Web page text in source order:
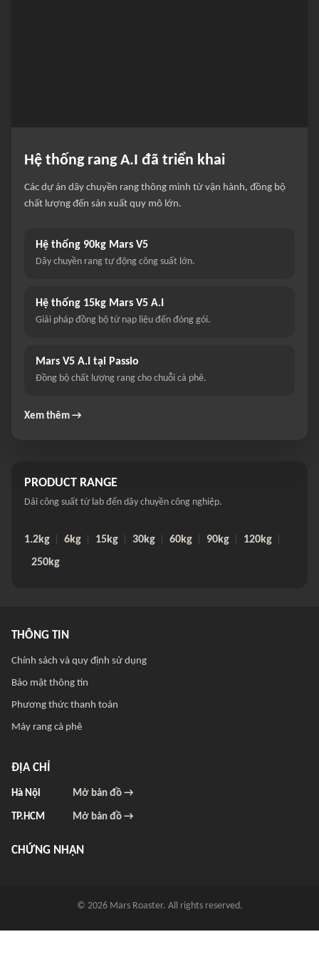
Hệ thống rang A.I đã triển khai
Các dự án dây chuyền rang thông minh từ vận hành, đồng bộ
chất lượng đến sản xuất quy mô lớn.
Hệ thống 90kg Mars V5
Dây chuyền rang tự động công suất lớn.
Hệ thống 15kg Mars V5 A.I
Giải pháp đồng bộ từ nạp liệu đến đóng gói.
Mars V5 A.I tại Passio
Đồng bộ chất lượng rang cho chuỗi cà phê.
Xem thêm →
PRODUCT RANGE
Dải công suất từ lab đến dây chuyền công nghiệp.
1.2kg 6kg 15kg 30kg 60kg 90kg
120kg
250kg
THÔNG TIN
Chính sách và quy định sử dụng
Bảo mật thông tin
Phương thức thanh toán
Máy rang cà phê
ĐỊA CHỈ
Hà Nội Mở bản đồ →
TP.HCM Mở bản đồ →
CHỨNG NHẬN
© 2026 Mars Roaster. All rights reserved.